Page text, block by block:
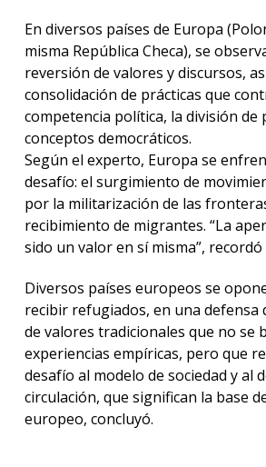
En diversos países de Europa
misma República Checa), se
reversión de valores y discursos,
consolidación de prácticas que
competencia política, la división de
conceptos democráticos.
Según el experto, Europa se
desafío: el surgimiento de
por la militarización de las
recibimiento de migrantes. “La
sido un valor en sí misma”, recordó
Diversos países europeos se
recibir refugiados, en una defensa
de valores tradicionales que no se
experiencias empíricas, pero que
desafío al modelo de sociedad y al
circulación, que significan la base
europeo, concluyó.